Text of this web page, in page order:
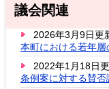
議会関連
2026年3月9日更
本町における若年
2022年1月18日
条例案に対する賛